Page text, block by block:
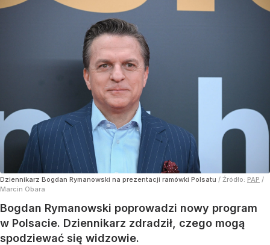
Dziennikarz Bogdan Rymanowski na prezentacji ramówki Polsatu / Źródło: PAP /
Marcin Obara
Bogdan Rymanowski poprowadzi nowy program
w Polsacie. Dziennikarz zdradził, czego mogą
spodziewać się widzowie.